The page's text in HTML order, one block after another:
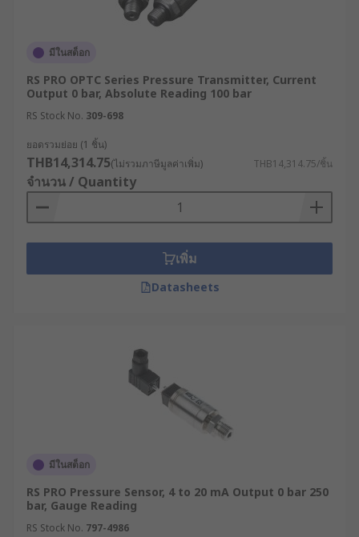
มีในสต็อก
RS PRO OPTC Series Pressure Transmitter, Current
Output 0 bar, Absolute Reading 100 bar
RS Stock No. 309-698
ยอดรวมย่อย (1 ชิ้น)
THB14,314.75(ไม่รวมภาษีมูลค่าเพิ่ม) THB14,314.75/ชิ้น
จำนวน / Quantity
เพิ่ม
Datasheets
มีในสต็อก
RS PRO Pressure Sensor, 4 to 20 mA Output 0 bar 250
bar, Gauge Reading
RS Stock No. 797-4986